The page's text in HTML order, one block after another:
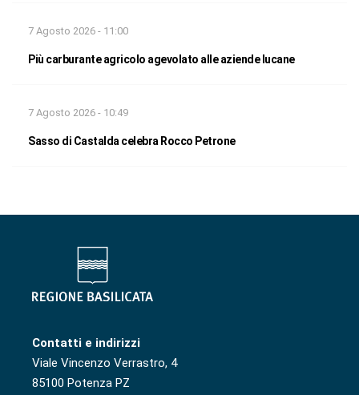
7 Agosto 2026 - 11:00
Più carburante agricolo agevolato alle aziende lucane
7 Agosto 2026 - 10:49
Sasso di Castalda celebra Rocco Petrone
Contatti e indirizzi
Viale Vincenzo Verrastro, 4
85100 Potenza PZ